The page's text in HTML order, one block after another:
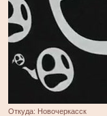
Откуда: Новочеркасск